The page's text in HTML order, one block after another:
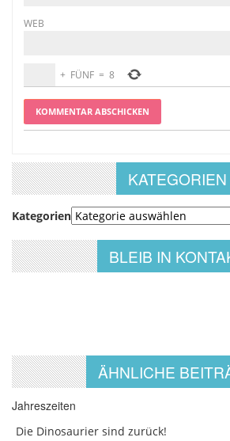
WEB
+ FÜNF = 8
KATEGORIEN
Kategorien
BLEIB IN
ÄHNLICHE
Jahreszeiten
Die Dinosaurier sind zurück!